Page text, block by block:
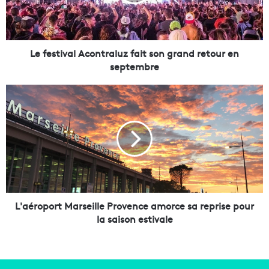
i
v
a
n
t
r
a
l
u
z
f
Le festival Acontraluz fait son grand retour en
septembre
'
a
é
o
p
o
r
L'aéroport Marseille Provence amorce sa reprise pour
la saison estivale